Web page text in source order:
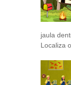
jaula
Localiza